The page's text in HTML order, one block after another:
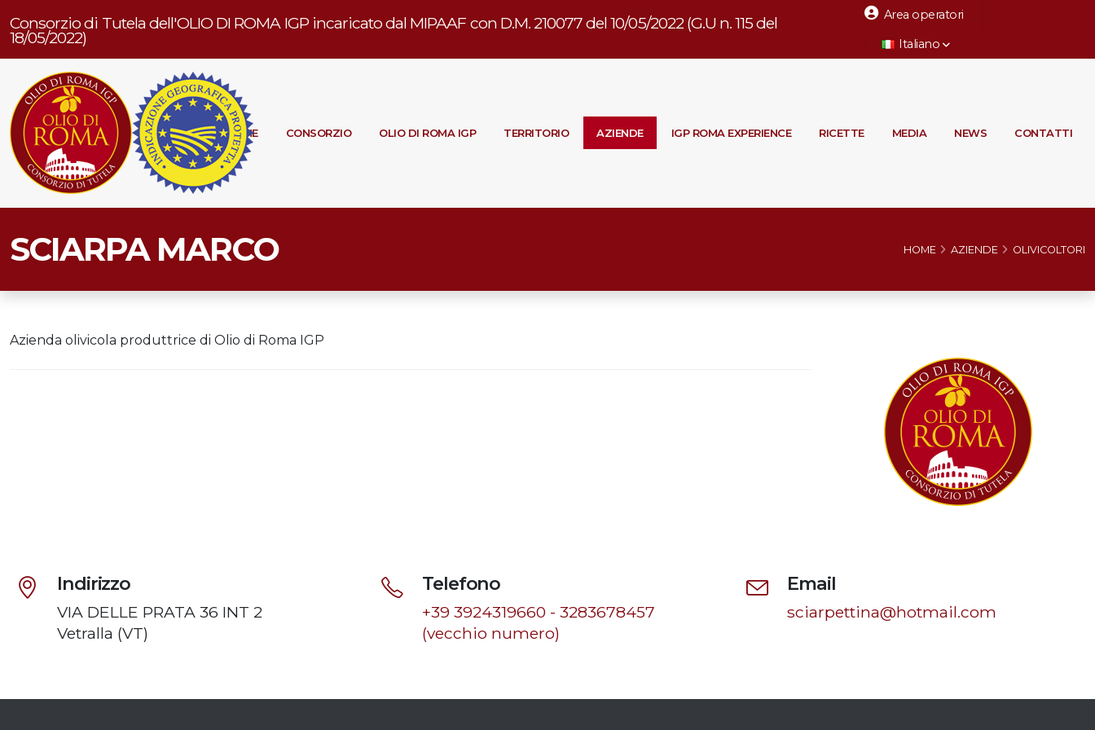
Consorzio di Tutela dell'OLIO DI ROMA IGP incaricato dal MIPAAF con D.M. 210077 del 10/05/2022 (G.U n. 115 del
18/05/2022)
Area operatori
Italiano
HOME CONSORZIO OLIO DI ROMA IGP TERRITORIO AZIENDE IGP ROMA EXPERIENCE RICETTE MEDIA NEWS CONTATTI
SCIARPA MARCO HOME AZIENDE OLIVICOLTORI
Azienda olivicola produttrice di Olio di Roma IGP
Indirizzo
VIA DELLE PRATA 36 INT 2
Vetralla (VT)
Telefono
+39 3924319660 - 3283678457
(vecchio numero)
Email
sciarpettina@hotmail.com